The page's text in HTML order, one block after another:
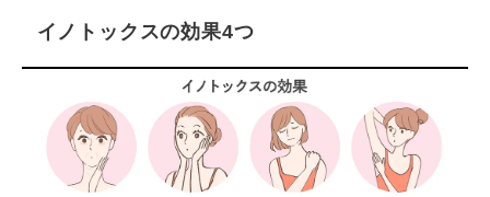
イノトックスの効果4つ